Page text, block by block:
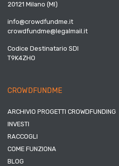
20121 Milano (MI)
info@crowdfundme.it
crowdfundme@legalmail.it
Codice Destinatario SDI
T9K4ZHO
CROWDFUNDME
ARCHIVIO PROGETTI CROWDFUNDING
INVESTI
RACCOGLI
COME FUNZIONA
BLOG